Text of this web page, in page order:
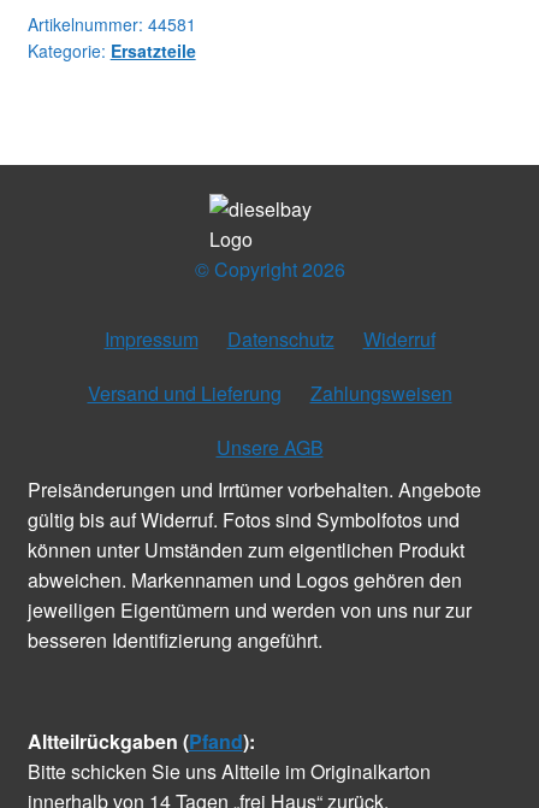
Menge
Artikelnummer: 44581
Kategorie: Ersatzteile
© Copyright 2026
Impressum Datenschutz
Widerruf
Versand und Lieferung
Zahlungsweisen
Unsere AGB
Preisänderungen und Irrtümer vorbehalten. Angebote
gültig bis auf Widerruf. Fotos sind Symbolfotos und
können unter Umständen zum eigentlichen Produkt
abweichen. Markennamen und Logos gehören den
jeweiligen Eigentümern und werden von uns nur zur
besseren Identifizierung angeführt.
Altteilrückgaben (Pfand):
Bitte schicken Sie uns Altteile im Originalkarton
innerhalb von 14 Tagen „frei Haus“ zurück.